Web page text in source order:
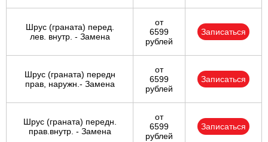
Шрус (граната) перед.
лев. внутр. - Замена
от
6599
рублей
Записаться
Шрус (граната) передн
прав, наружн.- Замена
от
6599
рублей
Записаться
Шрус (граната) передн.
прав.внутр. - Замена
от
6599
рублей
Записаться